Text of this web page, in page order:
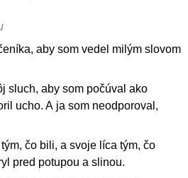
aby som vedel milým slovom
sluch, aby som počúval ako
ucho. A ja som neodporoval,
čo bili, a svoje líca tým, čo
pred potupou a slinou.